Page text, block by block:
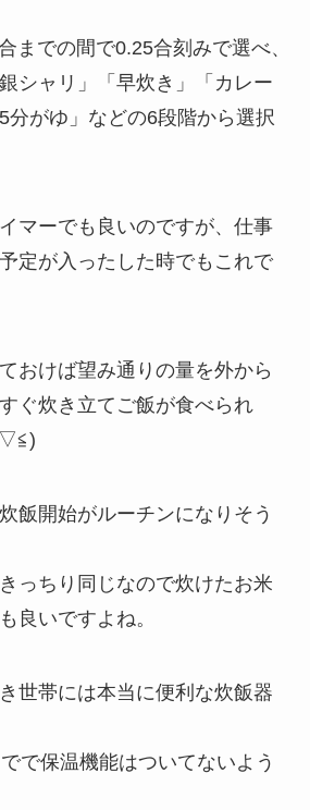
までの間で0.25合刻みで選べ、
シャリ」「早炊き」「カレー
分がゆ」などの6段階から選択
マーでも良いのですが、仕事
定が入ったした時でもこれで
おけば望み通りの量を外から
ぐ炊き立てご飯が食べられ
飯開始がルーチンになりそう
っちり同じなので炊けたお米
良いですよね。
世帯には本当に便利な炊飯器
で保温機能はついてないよう